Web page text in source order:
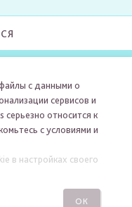
с данными о
сервисов и
относится к
с условиями и
в настройках своего
ОК